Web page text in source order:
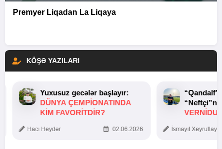
Premyer Liqadan La Liqaya
KÖŞƏ YAZILARI
Yuxusuz gecələr başlayır:
DÜNYA ÇEMPIONATINDA
KIM FAVORITDIR?
Hacı Heydər 02.06.2026 İsmayıl